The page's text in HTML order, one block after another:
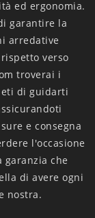
ed ergonomia.
garantire la
arredative
verso
troverai i
di guidarti
e consegna
l'occasione
che
di avere ogni
nostra.